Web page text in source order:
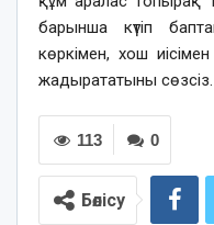
барынша күтіп
көркімен, хош
жадырататыны сөзсіз.
0
113
Бөлісу